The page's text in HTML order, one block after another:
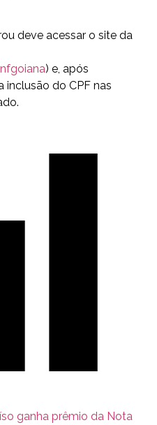
deve acessar o site da
) e, após
inclusão do CPF nas
ganha prêmio da Nota